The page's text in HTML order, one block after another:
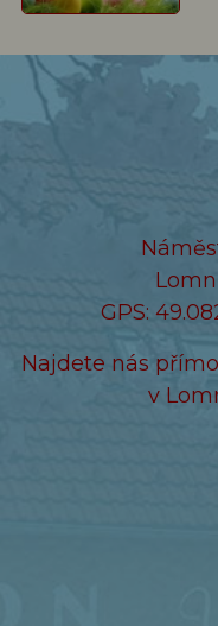
GPS:
Najdete nás
v